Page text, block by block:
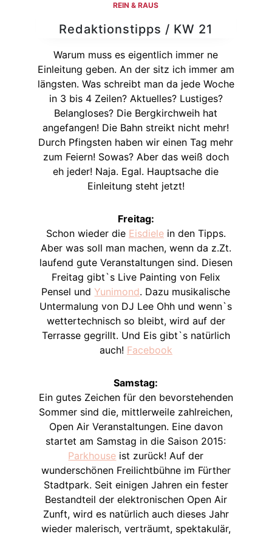
REIN & RAUS
Redaktionstipps / KW 21
Warum muss es eigentlich immer ne
Einleitung geben. An der sitz ich immer am
längsten. Was schreibt man da jede Woche
in 3 bis 4 Zeilen? Aktuelles? Lustiges?
Belangloses? Die Bergkirchweih hat
angefangen! Die Bahn streikt nicht mehr!
Durch Pfingsten haben wir einen Tag mehr
zum Feiern! Sowas? Aber das weiß doch
eh jeder! Naja. Egal. Hauptsache die
Einleitung steht jetzt!
Freitag:
Schon wieder die Eisdielein den Tipps.
Aber was soll man machen, wenn da z.Zt.
laufend gute Veranstaltungen sind. Diesen
Freitag gibt`s Live Painting von Felix
Pensel und Yunimond. Dazu musikalische
Untermalung von DJ Lee Ohh und wenn`s
wettertechnisch so bleibt, wird auf der
Terrasse gegrillt. Und Eis gibt`s natürlich
auch! Facebook
Samstag:
Ein gutes Zeichen für den bevorstehenden
Sommer sind die, mittlerweile zahlreichen,
Open Air Veranstaltungen. Eine davon
startet am Samstag in die Saison 2015:
Parkhouse ist zurück! Auf der
wunderschönen Freilichtbühne im Fürther
Stadtpark. Seit einigen Jahren ein fester
Bestandteil der elektronischen Open Air
Zunft, wird es natürlich auch dieses Jahr
wieder malerisch, verträumt, spektakulär,